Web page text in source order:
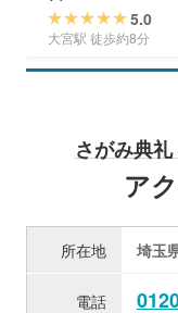
5.0
大宮駅 徒歩約8分
さがみ典
ア
所在地 埼玉
電話